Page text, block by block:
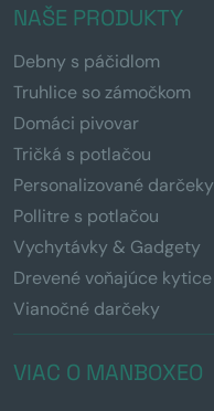
NAŠE PRODUKTY
Debny s páčidlom
Truhlice so zámočkom
Domáci pivovar
Tričká s potlačou
Personalizované darčeky
Pollitre s potlačou
Vychytávky & Gadgety
Drevené voňajúce kytice
Vianočné darčeky
VIAC O MANBOXEO